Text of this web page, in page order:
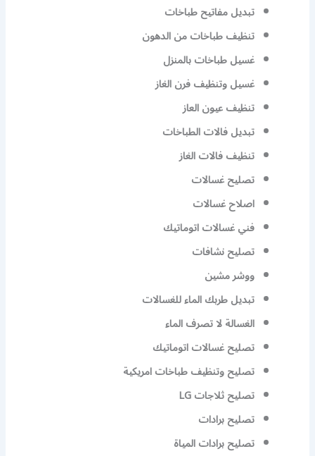
تبديل مفاتيح طباخات
تنظيف طباخات من الدهون
غسيل طباخات بالمنزل
غسيل وتنظيف فرن الغاز
تنظيف عيون العاز
تبديل فالات الطباخات
تنظيف فالات الغاز
تصليح غسالات
اصلاح غسالات
فني غسالات اتوماتيك
تصليح نشافات
ووشر مشين
تبديل طربك الماء للغسالات
الغسالة لا تصرف الماء
تصليح غسالات اتوماتيك
تصليح وتنظيف طباخات امريكية
تصليح ثلاجات LG
تصليح برادات
تصليح برادات المياة